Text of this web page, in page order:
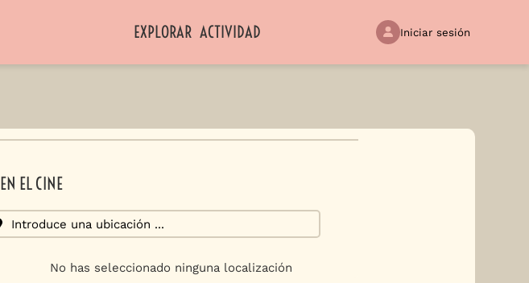
EXPLORAR ACTIVIDAD Iniciar sesión
EN EL CINE
No has seleccionado ninguna localización